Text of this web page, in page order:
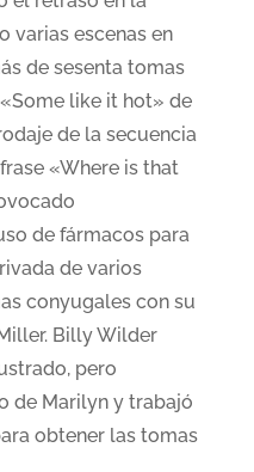
varias escenas en
de sesenta tomas
like it hot» de
de la secuencia
«Where is that
de fármacos para
de varios
conyugales con su
Billy Wilder
pero
de Marilyn y trabajó
obtener las tomas